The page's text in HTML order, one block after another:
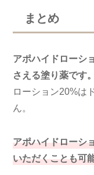
まとめ
アポハイドローシ
さえる塗り薬です。
ローション20%は
ん。
アポハイドローシ
いただくことも可